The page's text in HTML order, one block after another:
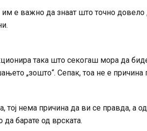
е важно да знаат што точно
така што секогаш мора да
„зошто“. Сепак, тоа не е
тој нема причина да ви се правда, а
барате од врската.